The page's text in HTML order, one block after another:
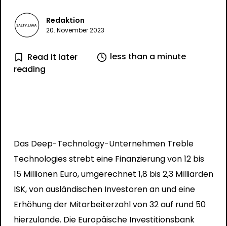
Redaktion
20. November 2023
Read it later
less than a minute
reading
Das Deep-Technology-Unternehmen Treble
Technologies strebt eine Finanzierung von 12 bis
15 Millionen Euro, umgerechnet 1,8 bis 2,3 Milliarden
ISK, von ausländischen Investoren an und eine
Erhöhung der Mitarbeiterzahl von 32 auf rund 50
hierzulande. Die Europäische Investitionsbank